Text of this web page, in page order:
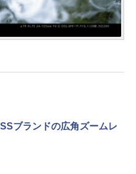
ブランドの広角ズームレ